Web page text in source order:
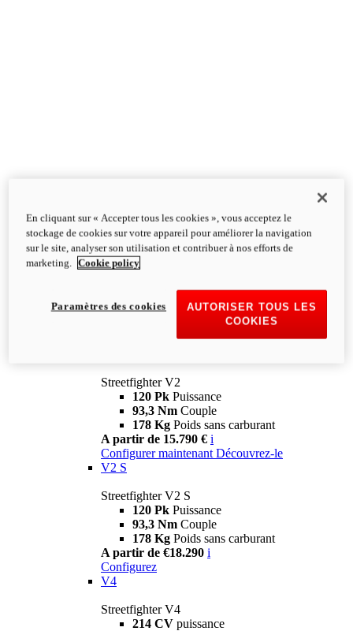
Streetfighter V2
120 Pk Puissance
93,3 Nm Couple
178 Kg Poids sans carburant
A partir de 15.790 € i
Configurer maintenant Découvrez-le
V2 S
Streetfighter V2 S
120 Pk Puissance
93,3 Nm Couple
178 Kg Poids sans carburant
A partir de €18.290 i
Configurez
V4
Streetfighter V4
214 CV puissance
En cliquant sur « Accepter tous les cookies », vous acceptez le
stockage de cookies sur votre appareil pour améliorer la navigation
sur le site, analyser son utilisation et contribuer à nos efforts de
marketing.
Cookie policy
AUTORISER TOUS LES
COOKIES
Paramètres des cookies